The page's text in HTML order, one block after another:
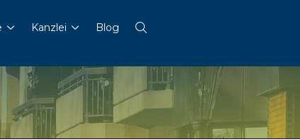
Kanzlei Blog